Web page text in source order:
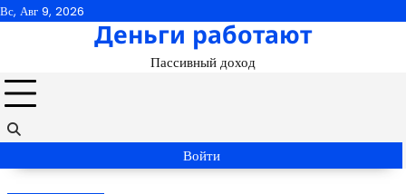
Перейти
Вс, Авг 9, 2026
Деньги работают
Пассивный доход
Войти